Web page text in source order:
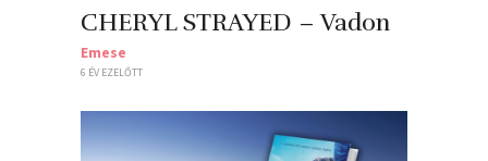
CHERYL STRAYED – Vadon
Emese
6 ÉV EZELŐTT